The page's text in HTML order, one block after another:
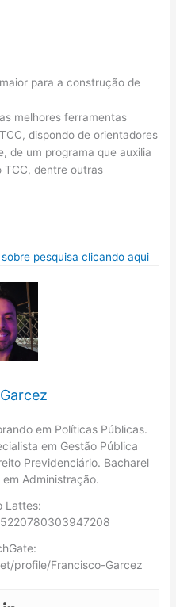
para a construção de
melhores ferramentas
dispondo de orientadores
de um programa que auxilia
TCC, dentre outras
pesquisa clicando aqui
em Políticas Públicas.
em Gestão Pública
Previdenciário. Bacharel
Administração.
Lattes:
profile/Francisco-Garcez